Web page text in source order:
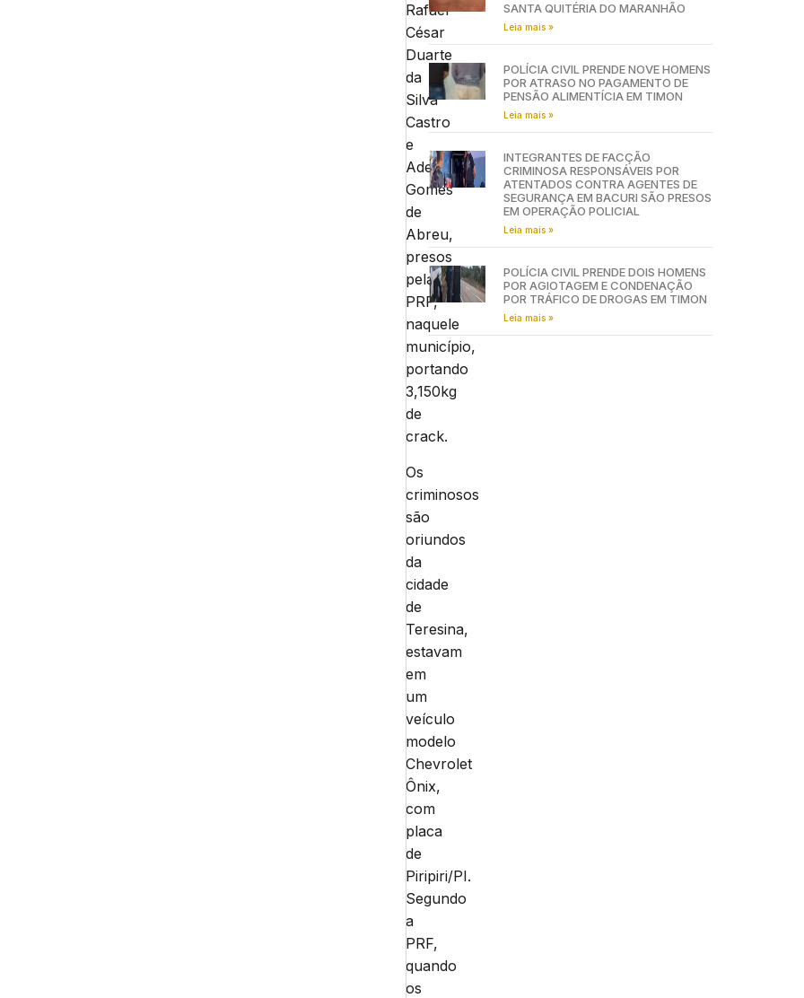
Rafael
César
Duarte
da
Silva
Castro
e
Adeilson
Gomes
de
Abreu,
presos
pela
PRF,
naquele
município,
portando
3,150kg
de
crack.
Os
criminosos
são
oriundos
da
cidade
de
Teresina,
estavam
em
um
veículo
modelo
Chevrolet
Ônix,
com
placa
de
Piripiri/PI.
Segundo
a
PRF,
quando
os
SANTA QUITÉRIA DO MARANHÃO
Leia mais »
POLÍCIA CIVIL PRENDE NOVE HOMENS
POR ATRASO NO PAGAMENTO DE
PENSÃO ALIMENTÍCIA EM TIMON
Leia mais »
INTEGRANTES DE FACÇÃO
CRIMINOSA RESPONSÁVEIS POR
ATENTADOS CONTRA AGENTES DE
SEGURANÇA EM BACURI SÃO PRESOS
EM OPERAÇÃO POLICIAL
Leia mais »
POLÍCIA CIVIL PRENDE DOIS HOMENS
POR AGIOTAGEM E CONDENAÇÃO
POR TRÁFICO DE DROGAS EM TIMON
Leia mais »